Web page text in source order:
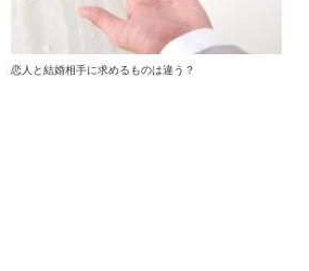
恋人と結婚相手に求めるものは違う？